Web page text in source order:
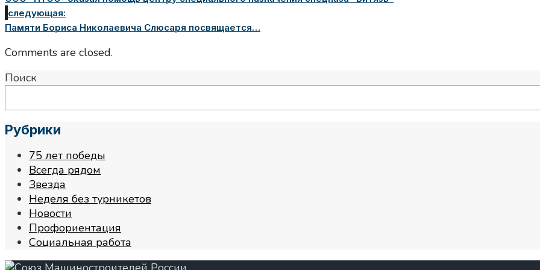
следующая:
Памяти Бориса Николаевича Слюсаря посвящается…
Comments are closed.
Поиск
Рубрики
75 лет победы
Всегда рядом
Звезда
Неделя без турникетов
Новости
Профориентация
Социальная работа